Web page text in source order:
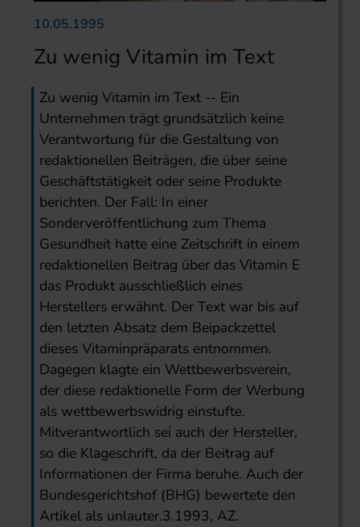
10.05.1995
Zu wenig Vitamin im Text
Zu wenig Vitamin im Text -- Ein
Unternehmen trägt grundsätzlich keine
Verantwortung für die Gestaltung von
redaktionellen Beiträgen, die über seine
Geschäftstätigkeit oder seine Produkte
berichten. Der Fall: In einer
Sonderveröffentlichung zum Thema
Gesundheit hatte eine Zeitschrift in einem
redaktionellen Beitrag über das Vitamin E
das Produkt ausschließlich eines
Herstellers erwähnt. Der Text war bis auf
den letzten Absatz dem Beipackzettel
dieses Vitaminpräparats entnommen.
Dagegen klagte ein Wettbewerbsverein,
der diese redaktionelle Form der Werbung
als wettbewerbswidrig einstufte.
Mitverantwortlich sei auch der Hersteller,
so die Klageschrift, da der Beitrag auf
Informationen der Firma beruhe. Auch der
Bundesgerichtshof (BHG) bewertete den
Artikel als unlauter.3.1993, AZ.